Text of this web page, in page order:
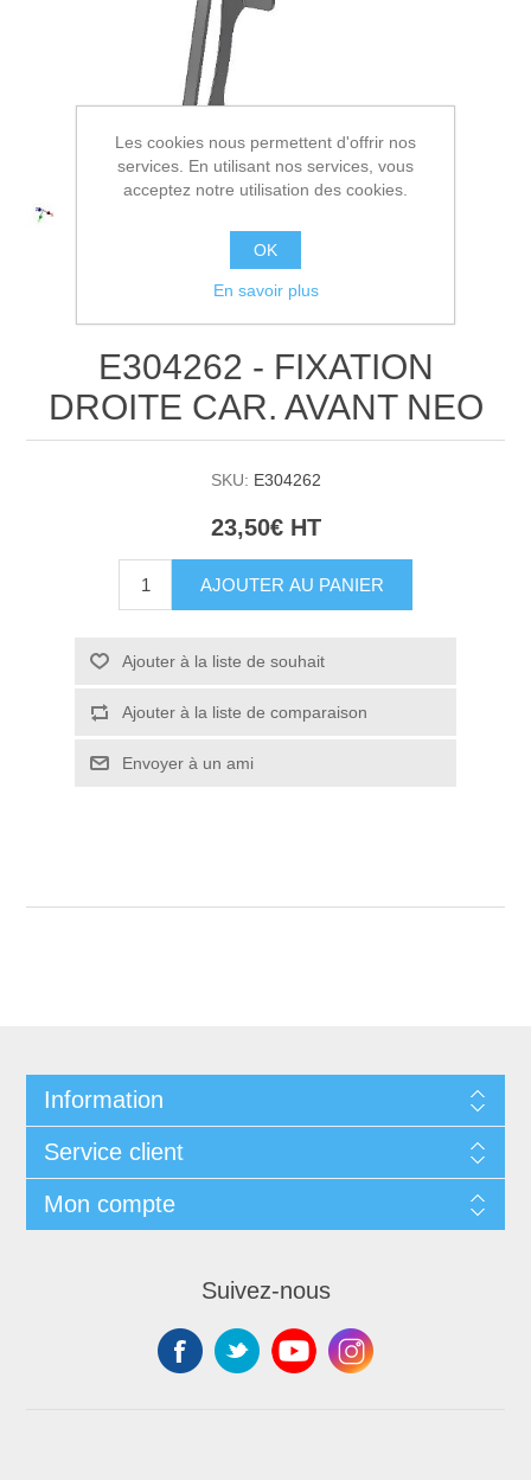
E304262 - FIXATION
DROITE CAR. AVANT NEO
SKU: E304262
23,50€ HT
AJOUTER AU PANIER
Ajouter à la liste de souhait
Ajouter à la liste de comparaison
Envoyer à un ami
Information
Service client
Mon compte
Suivez-nous
Les cookies nous permettent d'offrir nos
services. En utilisant nos services, vous
acceptez notre utilisation des cookies.
OK
En savoir plus